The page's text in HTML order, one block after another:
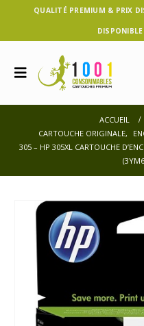
QUALITÉ PREMIUM & PRIX
ACCUEIL
CARTOUCHE ORIGINALE,
305 – HP 305XL CARTOUCHE